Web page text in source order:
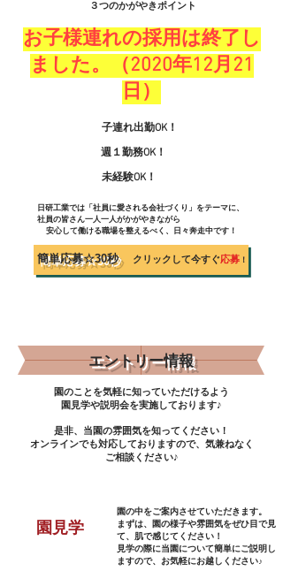
​３つのかがやきポイント
お子様連れの採用は終了し
ました。（2020年12月21
日）
​子連れ出勤OK！
週１勤務OK！
未経験OK！
​日研工業では「社員に愛される会社づくり」をテーマに、
社員の皆さん一人一人がかがやきながら
安心して働ける職場を整えるべく、日々奔走中です ​！
​簡単応募☆30秒 クリックして今すぐ応募 ！
​エントリー情報
​園のことを気軽に知っていただけるよう
園見学や説明会を実施しております♪
是非、当園の雰囲気を知ってください！
​オンラインでも対応しておりますので、気兼ねなく
ご相談ください♪
​園見学
​園の中をご案内させていただきます。
まずは、園の様子や雰囲気を​ぜひ目で見
て、肌で感じてください！
見学の際に当園について簡単にご説明し
ますので、お気軽にお越しください♪